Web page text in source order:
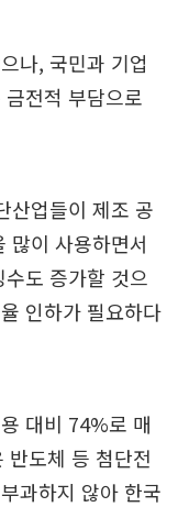
나, 국민과 기업
전적 부담으로
산업들이 제조 공
많이 사용하면서
도 증가할 것으
인하가 필요하다
대비 74%로 매
반도체 등 첨단전
과하지 않아 한국